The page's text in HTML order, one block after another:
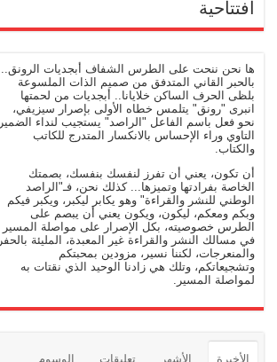
افتتاحية
ها نحن ننحت على الطرس الشفاف أبجديات الرونق..
بالحبر القاني المتدفق من صميم الذات الملسوعة
بلظى الحرف الساكن خلايانا.. أبجديات من لحمتها
انبرى "رونق" يتلمس خطاه الأولى بإصرار سيزيفي،
نحو فعل باسم الفاعل "الراصد" يستجيب لنداء الضمير
التاوي وراء الإحساس بالانكسار المتدرج للكاتب
والكتاب.
أن تكون، يعني أن تفرز لنفسك بنفسك، بصمتك
الخاصة بفرادتها وتميزها... كذلك نحن، فـ"الراصد
الوطني للنشر والقراءة" وهو يكابر ليكبر، ويكبر فيكم
وبكم ومعكم، ليكون، ويكون يعني أن يبصم على
الطرس خصوصيته، بكل الإصرار على مواصلة المسير
في مسالك النشر والقراءة غير المعبدة، المليئة بالحفر
والمنعرجات، لكننا نسير، مزودين بمحبتكم
وتشجيعاتكم، وتلك هي زادنا الوحيد الذي نقتات به
لمواصلة المسير.
الأخيرة الأشهر تعليقات الوسوم